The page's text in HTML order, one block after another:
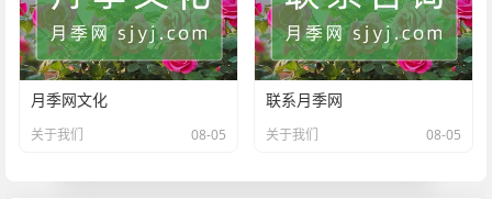
月季网文化
关于我们 08-05
联系月季网
关于我们 08-05